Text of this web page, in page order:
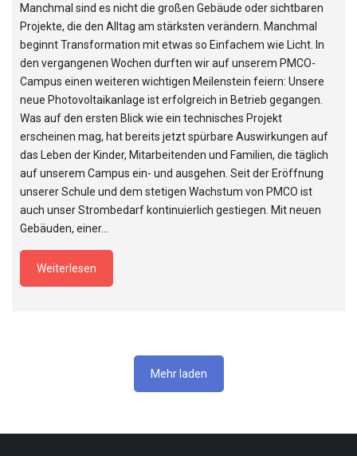
Manchmal sind es nicht die großen Gebäude oder sichtbaren
Projekte, die den Alltag am stärksten verändern. Manchmal
beginnt Transformation mit etwas so Einfachem wie Licht. In
den vergangenen Wochen durften wir auf unserem PMCO-
Campus einen weiteren wichtigen Meilenstein feiern: Unsere
neue Photovoltaikanlage ist erfolgreich in Betrieb gegangen.
Was auf den ersten Blick wie ein technisches Projekt
erscheinen mag, hat bereits jetzt spürbare Auswirkungen auf
das Leben der Kinder, Mitarbeitenden und Familien, die täglich
auf unserem Campus ein- und ausgehen. Seit der Eröffnung
unserer Schule und dem stetigen Wachstum von PMCO ist
auch unser Strombedarf kontinuierlich gestiegen. Mit neuen
Gebäuden, einer…
Weiterlesen
Mehr laden